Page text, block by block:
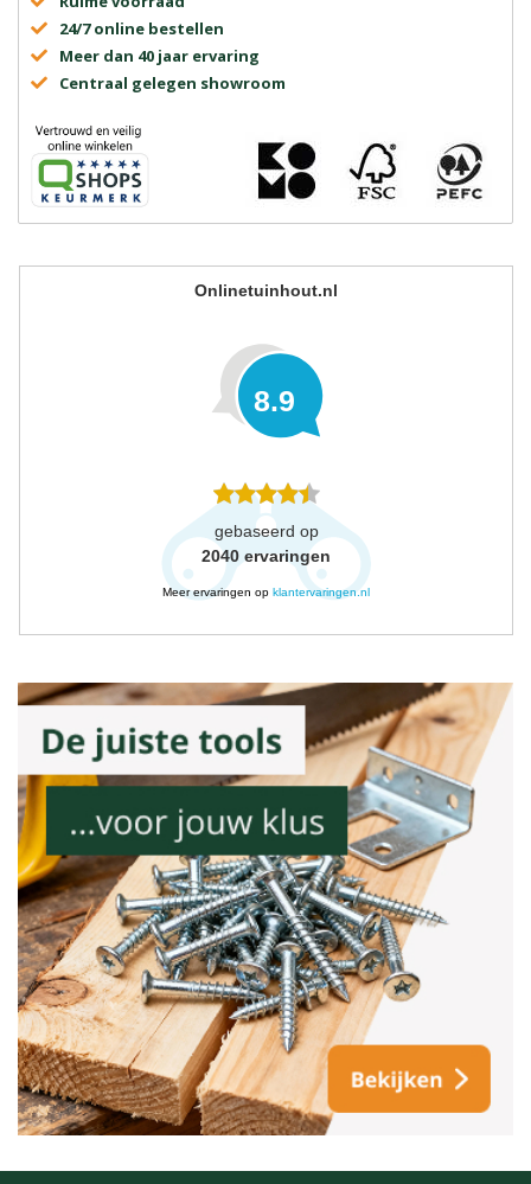
24/7 online bestellen
Meer dan 40 jaar ervaring
Centraal gelegen showroom
Onlinetuinhout.nl
8.9
gebaseerd op
2040 ervaringen
Meer ervaringen op klantervaringen.nl